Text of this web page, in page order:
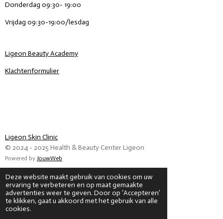
Deze website maakt gebruik van cookies om uw
ervaring te verbeteren en op maat gemaakte
advertenties weer te geven. Door op ‘Accepteren’
te klikken, gaat u akkoord met het gebruik van alle
cookies.
Donderdag 09:30- 19:00
Vrijdag 09:30-19:00/lesdag
Ligeon Beauty Academy
Klachtenformulier
Ligeon Skin Clinic
© 2024 - 2025 Health & Beauty Center Ligeon
Powered by JouwWeb